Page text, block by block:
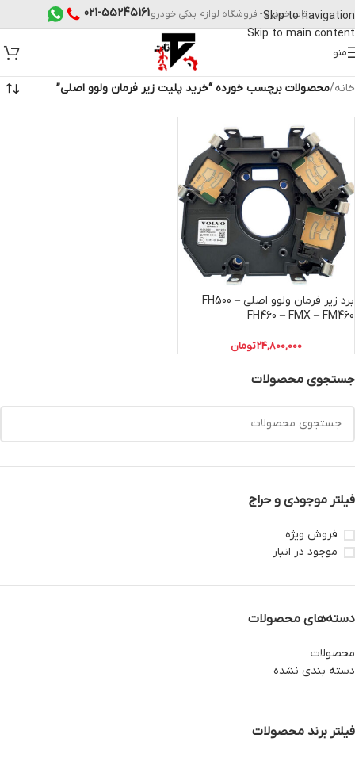
Skip to navigation
Skip to main content
تات خودرو - فروشگاه لوازم یدکی خودرو021-55245161
منو
جستجوی محصولات
فیلتر موجودی و حراج
فروش ویژه
موجود در انبار
دسته‌های محصولات
محصولات
دسته بندی نشده
فیلتر برند محصولات
خانه/محصولات برچسب خورده “خرید پلیت زیر فرمان ولوو اصلی”
برد زیر فرمان ولوو اصلی FH500 –
FH460 – FMX – FM460
24,800,000تومان